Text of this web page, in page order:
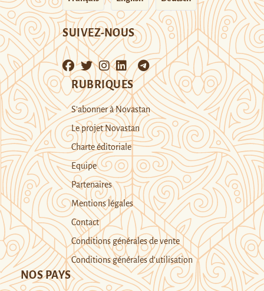
SUIVEZ-NOUS
RUBRIQUES
S’abonner à Novastan
Le projet Novastan
Charte éditoriale
Equipe
Partenaires
Mentions légales
Contact
Conditions générales de vente
Conditions générales d’utilisation
NOS PAYS